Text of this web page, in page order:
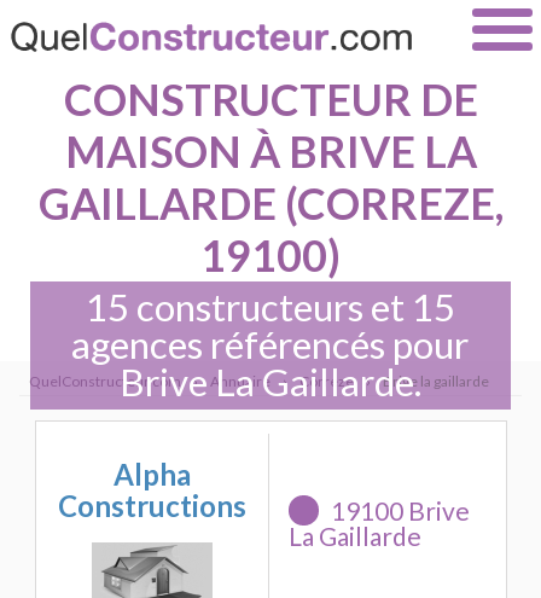
CONSTRUCTEUR DE
MAISON À BRIVE LA
GAILLARDE (CORREZE,
19100)
15 constructeurs et 15
agences référencés pour
Brive La Gaillarde.
QuelConstructeur.com › Annuaire › Correze › Brive la gaillarde
Alpha
Constructions
19100 Brive
La Gaillarde